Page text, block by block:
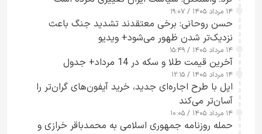
۱۴ مرداد ۱۴۰۵ / ۱۹:۰۷
حسن روحانی: برخی معتقدند تشدید جنگ باعث
نزدیک‌تر شدن ظهور می‌شود+ ویدیو
۱۴ مرداد ۱۴۰۵ / ۱۵:۴۹
آخرین قیمت طلا و سکه در 14 مرداد+ جدول
۱۴ مرداد ۱۴۰۵ / ۱۲:۱۵
اپل با طرح اجاره‌ای جدید، خرید آیفون‌های گران‌تر را
آسان‌تر می‌کند
۱۴ مرداد ۱۴۰۵ / ۱۰:۰۵
حمله روزنامه جمهوری اسلامی به محمدباقر خرازی و